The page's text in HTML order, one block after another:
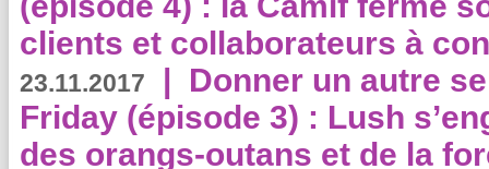
clients et collaborateurs à
23.11.2017 | Donner un autre
Friday (épisode 3) : Lush
des orangs-outans et de la